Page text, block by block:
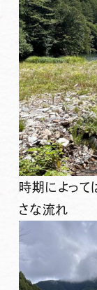
時期によっ
さな流れ